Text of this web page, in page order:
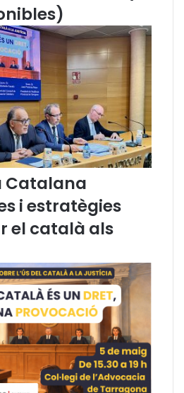
e
D
r
e
t
Catalana
i estratègies
el català als